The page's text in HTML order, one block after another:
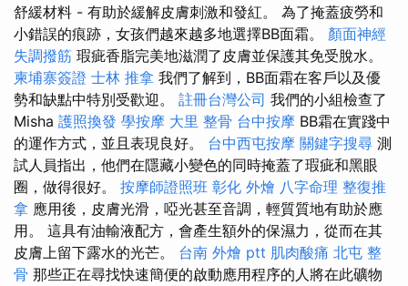
舒緩材料 - 有助於緩解皮膚刺激和發紅。 為了掩蓋疲勞和
小錯誤的痕跡，女孩們越來越多地選擇BB面霜。 顏面神經
失調撥筋 瑕疵香脂完美地滋潤了皮膚並保護其免受脫水。
柬埔寨簽證 士林 推拿 我們了解到，BB面霜在客戶以及優
勢和缺點中特別受歡迎。 註冊台灣公司 我們的小組檢查了
Misha 護照換發 學按摩 大里 整骨 台中按摩 BB霜在實踐中
的運作方式，並且表現良好。 台中西屯按摩 關鍵字搜尋 測
試人員指出，他們在隱藏小變色的同時掩蓋了瑕疵和黑眼
圈，做得很好。 按摩師證照班 彰化 外燴 八字命理 整復推
拿 應用後，皮膚光滑，啞光甚至音調，輕質質地有助於應
用。 這具有油輸液配方，會產生額外的保濕力，從而在其
皮膚上留下露水的光芒。 台南 外燴 ptt 肌肉酸痛 北屯 整
骨 那些正在尋找快速簡便的啟動應用程序的人將在此礦物